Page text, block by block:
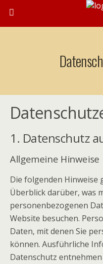
1. Datenschutz
Allgemeine Hinweise
Die folgenden Hinweise
Überblick darüber, was
personenbezogenen
Website besuchen.
Daten, mit denen Sie
können. Ausführliche
Datenschutz